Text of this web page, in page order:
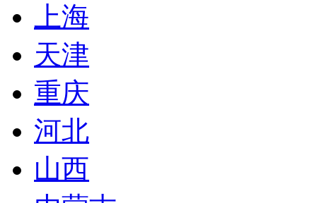
上海
天津
重庆
河北
山西